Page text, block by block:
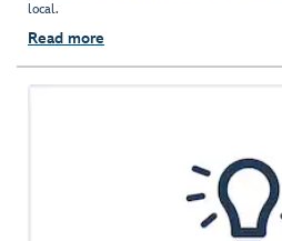
local.
Read more